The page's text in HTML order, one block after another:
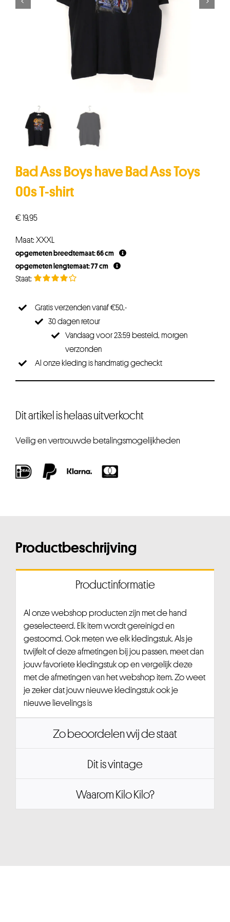
Bad Ass Boys have Bad Ass Toys
00s T-shirt
€19,95
Maat: XXXL
opgemeten breedtemaat: 66 cm
opgemeten lengtemaat: 77 cm
Gratis verzenden vanaf €50,-
30 dagen retour
Vandaag voor 23:59 besteld, morgen
verzonden
Al onze kleding is handmatig gecheckt
Dit artikel is helaas uitverkocht
Veilig en vertrouwde betalingsmogelijkheden
Productbeschrijving
Productinformatie
Al onze webshop producten zijn met de hand
geselecteerd. Elk item wordt gereinigd en
gestoomd. Ook meten we elk kledingstuk. Als je
twijfelt of deze afmetingen bij jou passen, meet dan
jouw favoriete kledingstuk op en vergelijk deze
met de afmetingen van het webshop item. Zo weet
je zeker dat jouw nieuwe kledingstuk ook je
nieuwe lievelings is
Zo beoordelen wij de staat
Dit is vintage
Waarom Kilo Kilo?